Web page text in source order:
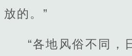
放的。”
“各地风俗不同，